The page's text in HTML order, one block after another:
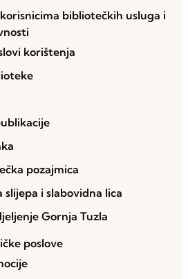
bibliotečkih usluga i
korištenja
pozajmica
slijepa i slabovidna lica
Gornja Tuzla
poslove